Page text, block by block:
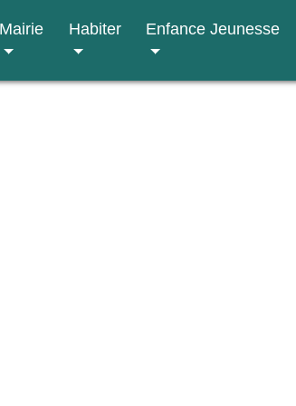
Mairie Habiter Enfance Jeunesse